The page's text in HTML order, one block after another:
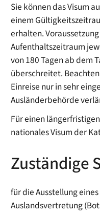
Sie können das Visum
einem
erhalten.
Aufenthaltszeitraum
von 180 Tagen ab dem
überschreitet.
Einreise nur in sehr
Ausländerbehörde
Für einen
nationales Visum der
Zuständige
für die Ausstellung
Auslandsvertretung